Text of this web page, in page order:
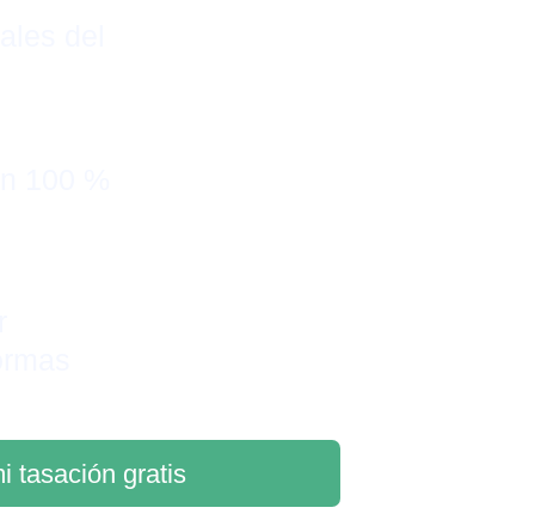
tasación gratis